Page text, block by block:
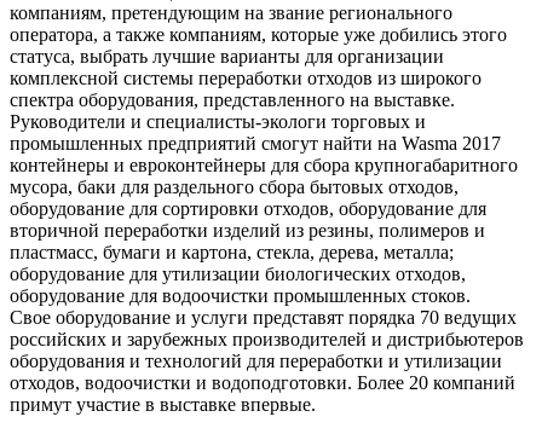
компаниям, претендующим на звание регионального
оператора, а также компаниям, которые уже добились этого
статуса, выбрать лучшие варианты для организации
комплексной системы переработки отходов из широкого
спектра оборудования, представленного на выставке.
Руководители и специалисты-экологи торговых и
промышленных предприятий смогут найти на Wasma 2017
контейнеры и евроконтейнеры для сбора крупногабаритного
мусора, баки для раздельного сбора бытовых отходов,
оборудование для сортировки отходов, оборудование для
вторичной переработки изделий из резины, полимеров и
пластмасс, бумаги и картона, стекла, дерева, металла;
оборудование для утилизации биологических отходов,
оборудование для водоочистки промышленных стоков.
Свое оборудование и услуги представят порядка 70 ведущих
российских и зарубежных производителей и дистрибьютеров
оборудования и технологий для переработки и утилизации
отходов, водоочистки и водоподготовки. Более 20 компаний
примут участие в выставке впервые.